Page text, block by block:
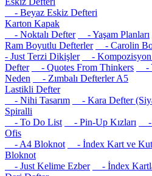
- Beyaz Eskiz Defteri
Karton Kapak
- Noktalı Defter
- Yaşam Planları
Ram Boyutlu Defterler
- Carolin
- Just Terzi Dikişler
- Kompozisyon
Defter
- Quotes From Thinkers
-
Neden
- Zımbalı Defterler A5
Lastikli Defter
- Nihi Tasarım
- Kara Defter
Spiralli
- To Do List
- Pin-Up Kızları
-
Ofis
- A4 Bloknot
- İndex Kart ve
Bloknot
- Just Kelime Ezber
- İndex